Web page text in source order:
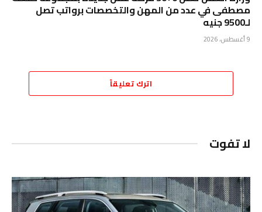
مصطفى في عدد من المهن والتخصصات برواتب تصل
لـ9500 جنيه
9 أغسطس، 2026
اترك تعليقاً
لا تفوت